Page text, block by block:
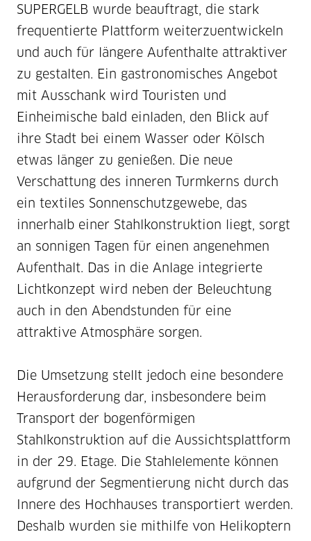
SUPERGELB wurde beauftragt, die stark
frequentierte Plattform weiterzuentwickeln
und auch für längere Aufenthalte attraktiver
zu gestalten. Ein gastronomisches Angebot
mit Ausschank wird Touristen und
Einheimische bald einladen, den Blick auf
ihre Stadt bei einem Wasser oder Kölsch
etwas länger zu genießen. Die neue
Verschattung des inneren Turmkerns durch
ein textiles Sonnenschutzgewebe, das
innerhalb einer Stahlkonstruktion liegt, sorgt
an sonnigen Tagen für einen angenehmen
Aufenthalt. Das in die Anlage integrierte
Lichtkonzept wird neben der Beleuchtung
auch in den Abendstunden für eine
attraktive Atmosphäre sorgen.
Die Umsetzung stellt jedoch eine besondere
Herausforderung dar, insbesondere beim
Transport der bogenförmigen
Stahlkonstruktion auf die Aussichtsplattform
in der 29. Etage. Die Stahlelemente können
aufgrund der Segmentierung nicht durch das
Innere des Hochhauses transportiert werden.
Deshalb wurden sie mithilfe von Helikoptern